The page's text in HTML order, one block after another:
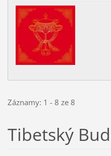
Záznamy: 1 - 8 ze 8
Tibetský